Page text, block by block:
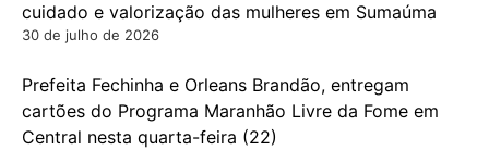
cuidado e valorização das mulheres em Sumaúma
30 de julho de 2026
Prefeita Fechinha e Orleans Brandão, entregam
cartões do Programa Maranhão Livre da Fome em
Central nesta quarta-feira (22)